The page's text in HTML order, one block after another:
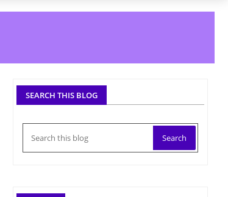
SEARCH THIS BLOG